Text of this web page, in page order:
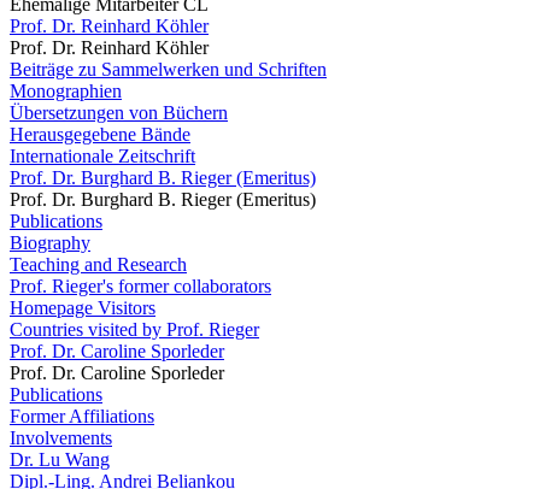
Ehemalige Mitarbeiter CL
Prof. Dr. Reinhard Köhler
Prof. Dr. Reinhard Köhler
Beiträge zu Sammelwerken und Schriften
Monographien
Übersetzungen von Büchern
Herausgegebene Bände
Internationale Zeitschrift
Prof. Dr. Burghard B. Rieger (Emeritus)
Prof. Dr. Burghard B. Rieger (Emeritus)
Publications
Biography
Teaching and Research
Prof. Rieger's former collaborators
Homepage Visitors
Countries visited by Prof. Rieger
Prof. Dr. Caroline Sporleder
Prof. Dr. Caroline Sporleder
Publications
Former Affiliations
Involvements
Dr. Lu Wang
Dipl.-Ling. Andrei Beliankou